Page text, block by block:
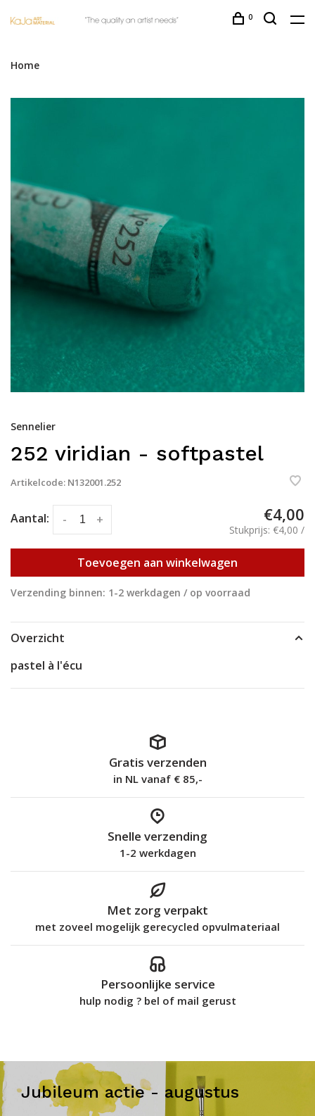
0
Home
Sennelier
252 viridian - softpastel
Artikelcode: N132001.252
Aantal: +
- €4,00
Stukprijs: €4,00 /
Toevoegen aan winkelwagen
Verzending binnen: 1-2 werkdagen / op voorraad
Overzicht
pastel à l'écu
Gratis verzenden
in NL vanaf € 85,-
Snelle verzending
1-2 werkdagen
Met zorg verpakt
met zoveel mogelijk gerecycled opvulmateriaal
Persoonlijke service
hulp nodig ? bel of mail gerust
Jubileum actie - augustus